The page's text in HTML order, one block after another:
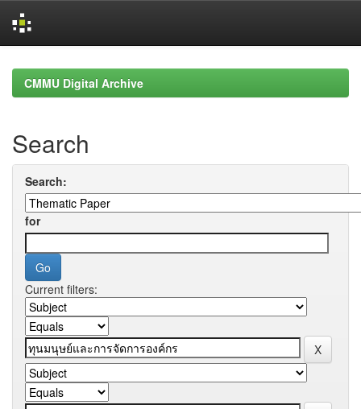
navigationCMMU Digital Archive
Search
Search:
for
Current filters: